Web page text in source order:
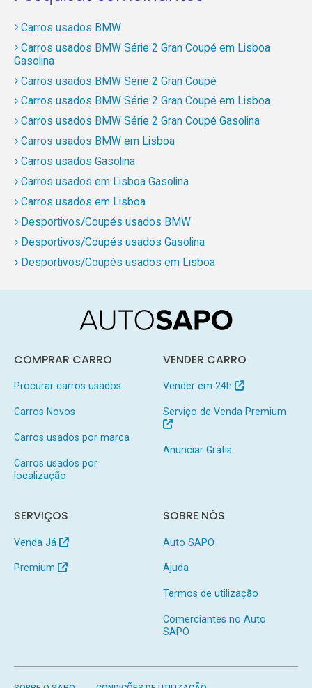
Carros usados BMW
Carros usados BMW Série 2 Gran Coupé em Lisboa
Gasolina
Carros usados BMW Série 2 Gran Coupé
Carros usados BMW Série 2 Gran Coupé em Lisboa
Carros usados BMW Série 2 Gran Coupé Gasolina
Carros usados BMW em Lisboa
Carros usados Gasolina
Carros usados em Lisboa Gasolina
Carros usados em Lisboa
Desportivos/Coupés usados BMW
Desportivos/Coupés usados Gasolina
Desportivos/Coupés usados em Lisboa
COMPRAR CARRO
Procurar carros usados
Carros Novos
Carros usados por marca
Carros usados por
localização
VENDER CARRO
Vender em 24h
Serviço de Venda Premium
Anunciar Grátis
SERVIÇOS
Venda Já
Premium
SOBRE NÓS
Auto SAPO
Ajuda
Termos de utilização
Comerciantes no Auto
SAPO